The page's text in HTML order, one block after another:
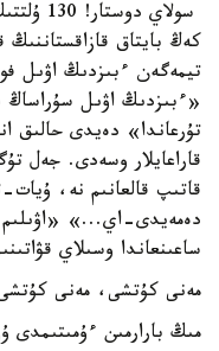
سولاي
كەڭ بايتاق قازاقستاننىڭ
تيمەگەن ءبىزدىڭ اۋىل
«ءبىزدىڭ اۋىل سۇراساڭ
تۇرعاندا» دەيدى حالىق
قاراعايلار وسەدى. جەل
قاتىپ قالعانىم نە،
دەمەيدى-اي...» «اۋىلىم
ساعىنعاندا وسىلاي
مەنى كۇتشى، مەنى كۇتشى
مىڭ بارارمىن ءۇمىتىمدى